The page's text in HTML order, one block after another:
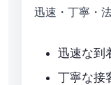
迅速・丁寧・
迅速な到
丁寧な接